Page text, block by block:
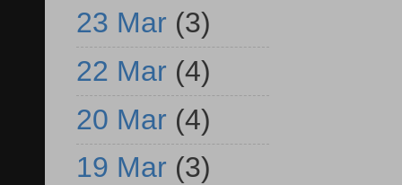
23 Mar (3)
22 Mar (4)
20 Mar (4)
19 Mar (3)